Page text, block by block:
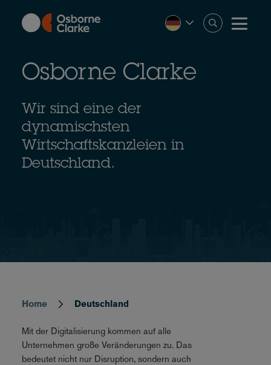
content
Osborne Clarke
Wir sind eine der
dynamischsten
Wirtschaftskanzleien in
Deutschland.
Breadcrumb
Home Deutschland
Mit der Digitalisierung kommen auf alle
Unternehmen große Veränderungen zu. Das
bedeutet nicht nur Disruption, sondern auch